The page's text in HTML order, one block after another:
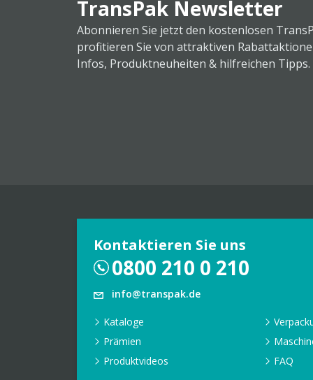
TransPak Newsletter
Abonnieren Sie jetzt den kostenlosen
profitieren Sie von attraktiven
Infos, Produktneuheiten & hilfreichen Tipps.
Kontaktieren Sie uns
0800 210 0 210
info@transpak.de
Kataloge
Prämien
Produktvideos
FAQ